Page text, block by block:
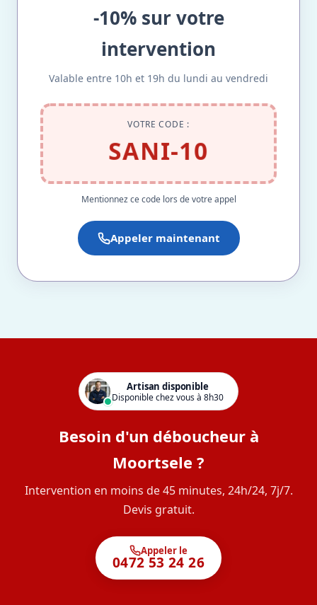
-10% sur votre
intervention
Valable entre 10h et 19h du lundi au vendredi
VOTRE CODE :
SANI-10
Mentionnez ce code lors de votre appel
Appeler maintenant
Artisan disponible
Disponible chez vous à 8h30
Besoin d'un déboucheur à
Moortsele ?
Intervention en moins de 45 minutes, 24h/24, 7j/7.
Devis gratuit.
Appeler le
0472 53 24 26